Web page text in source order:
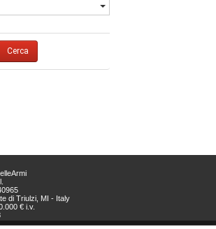
Cerca
di Triulzi, MI - Italy
€ i.v.